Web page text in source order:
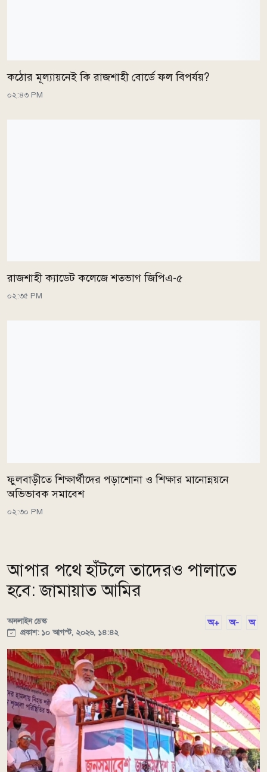
কঠোর মূল্যায়নেই কি রাজশাহী বোর্ডে ফল বিপর্যয়?
০২:৪৩ PM
রাজশাহী ক্যাডেট কলেজে শতভাগ জিপিএ-৫
০২:৩৫ PM
ফুলবাড়ীতে শিক্ষার্থীদের পড়াশোনা ও শিক্ষার মানোন্নয়নে
অভিভাবক সমাবেশ
০২:৩০ PM
আপার পথে হাঁটলে তাদেরও পালাতে
হবে: জামায়াত আমির
অনলাইন ডেস্ক
প্রকাশ: ১০ আগস্ট, ২০২৬, ১৪:৪২
অ+ অ- অ